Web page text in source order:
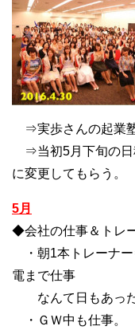
⇒実歩さんの起業塾
⇒当初5月下旬の日
に変更してもらう。
5月
◆会社の仕事＆トレ
・朝1本トレーナ
電まで仕事
なんて日もあった
・ＧＷ中も仕事。